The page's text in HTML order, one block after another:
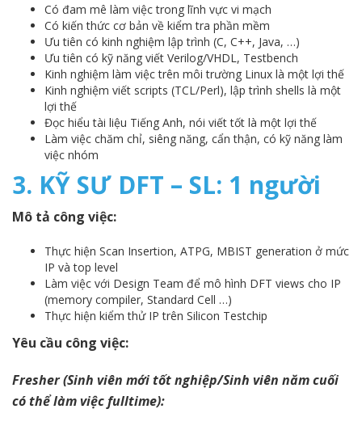
Có đam mê làm việc trong lĩnh vực vi mạch
Có kiến thức cơ bản về kiểm tra phần mềm
Ưu tiên có kinh nghiệm lập trình (C, C++, Java, …)
Ưu tiên có kỹ năng viết Verilog/VHDL, Testbench
Kinh nghiệm làm việc trên môi trường Linux là một lợi thế
Kinh nghiệm viết scripts (TCL/Perl), lập trình shells là một
lợi thế
Đọc hiểu tài liệu Tiếng Anh, nói viết tốt là một lợi thế
Làm việc chăm chỉ, siêng năng, cẩn thận, có kỹ năng làm
việc nhóm
3. KỸ SƯ DFT – SL: 1 người
Mô tả công việc:
Thực hiện Scan Insertion, ATPG, MBIST generation ở mức
IP và top level
Làm việc với Design Team để mô hình DFT views cho IP
(memory compiler, Standard Cell …)
Thực hiện kiểm thử IP trên Silicon Testchip
Yêu cầu công việc:
Fresher (Sinh viên mới tốt nghiệp/Sinh viên năm cuối
có thể làm việc fulltime):